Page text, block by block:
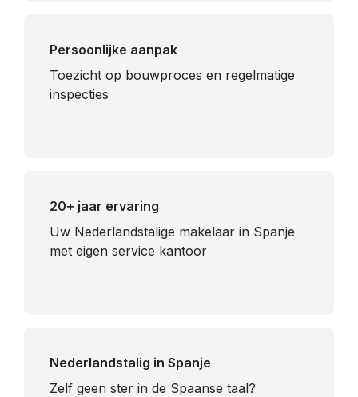
Persoonlijke aanpak
Toezicht op bouwproces en regelmatige
inspecties
20+ jaar ervaring
Uw Nederlandstalige makelaar in Spanje
met eigen service kantoor
Nederlandstalig in Spanje
​Zelf geen ster in de Spaanse taal?